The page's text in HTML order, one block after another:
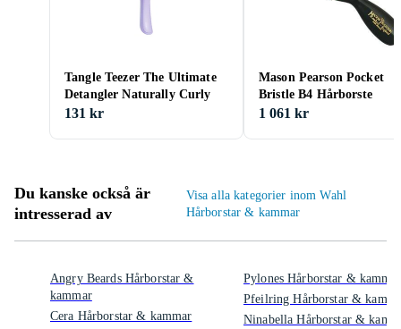
Tangle Teezer The Ultimate
Detangler Naturally Curly
131 kr
Mason Pearson Pocket
Bristle B4 Hårborste
1 061 kr
Du kanske också är
intresserad av
Visa alla kategorier inom Wahl
Hårborstar & kammar
Angry Beards Hårborstar &
kammar
Cera Hårborstar & kammar
Pylones Hårborstar & kammar
Pfeilring Hårborstar &
Ninabella Hårborstar &